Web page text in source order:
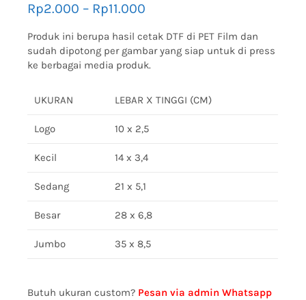
Rp2.000 – Rp11.000
Produk ini berupa hasil cetak DTF di PET Film dan
sudah dipotong per gambar yang siap untuk di press
ke berbagai media produk.
UKURAN LEBAR X TINGGI (CM)
Logo 10 x 2,5
Kecil 14 x 3,4
Sedang 21 x 5,1
Besar 28 x 6,8
Jumbo 35 x 8,5
Butuh ukuran custom? Pesan via admin Whatsapp